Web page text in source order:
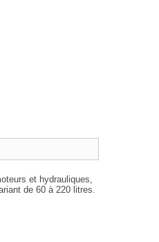
et hydrauliques,
de 60 à 220 litres.